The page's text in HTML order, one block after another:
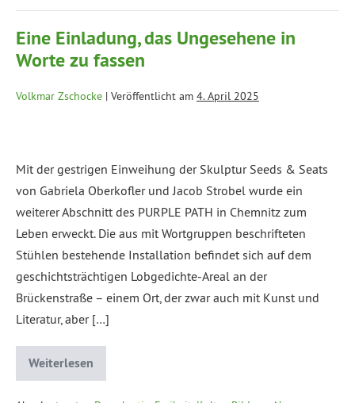
Eine Einladung, das Ungesehene in
Worte zu fassen
Volkmar Zschocke | Veröffentlicht am 4. April 2025
Mit der gestrigen Einweihung der Skulptur Seeds & Seats
von Gabriela Oberkofler und Jacob Strobel wurde ein
weiterer Abschnitt des PURPLE PATH in Chemnitz zum
Leben erweckt. Die aus mit Wortgruppen beschrifteten
Stühlen bestehende Installation befindet sich auf dem
geschichtsträchtigen Lobgedichte-Areal an der
Brückenstraße – einem Ort, der zwar auch mit Kunst und
Literatur, aber […]
Weiterlesen